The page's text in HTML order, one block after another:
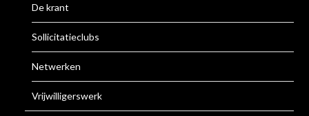
De krant
Sollicitatieclubs
Netwerken
Vrijwilligerswerk